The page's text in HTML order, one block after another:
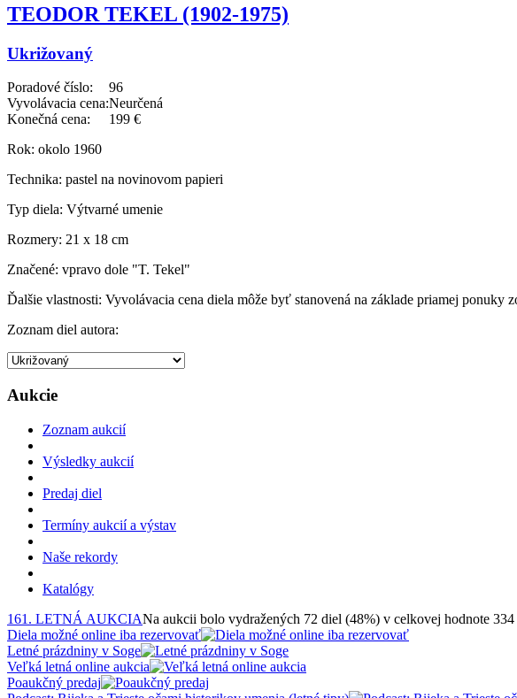
TEODOR TEKEL (1902-1975)
Ukrižovaný
Poradové číslo:
96
Vyvolávacia cena:Neurčená
Konečná cena:
199 €
Rok: okolo 1960
Technika: pastel na novinovom papieri
Typ diela: Výtvarné umenie
Rozmery: 21 x 18 cm
Značené: vpravo dole "T. Tekel"
Ďalšie vlastnosti: Vyvolávacia cena diela môže byť stanovená na základe priamej ponuky
Zoznam diel autora:
Aukcie
Zoznam aukcií
Výsledky aukcií
Predaj diel
Termíny aukcií a výstav
Naše rekordy
Katalógy
161. LETNÁ AUKCIANa aukcii bolo vydražených 72 diel (48%) v celkovej hodnote 334
Diela možné online iba rezervovať
Letné prázdniny v Soge
Veľká letná online aukcia
Poaukčný predaj